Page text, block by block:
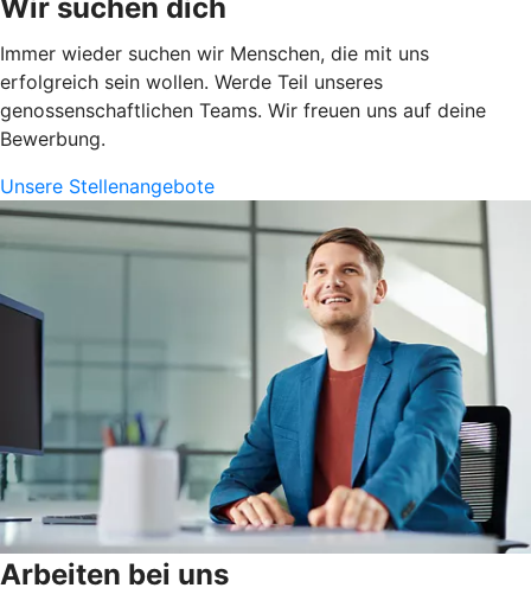
Wir suchen dich
Immer wieder suchen wir Menschen, die mit uns
erfolgreich sein wollen. Werde Teil unseres
genossenschaftlichen Teams. Wir freuen uns auf deine
Bewerbung.
Unsere Stellenangebote
Arbeiten bei uns